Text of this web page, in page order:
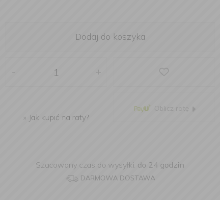
Dodaj do koszyka
- +
» Jak kupić na raty?
Szacowany czas do wysyłki: do 24 godzin
DARMOWA DOSTAWA